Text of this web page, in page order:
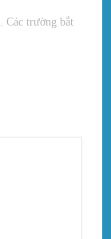
Các trường bắt